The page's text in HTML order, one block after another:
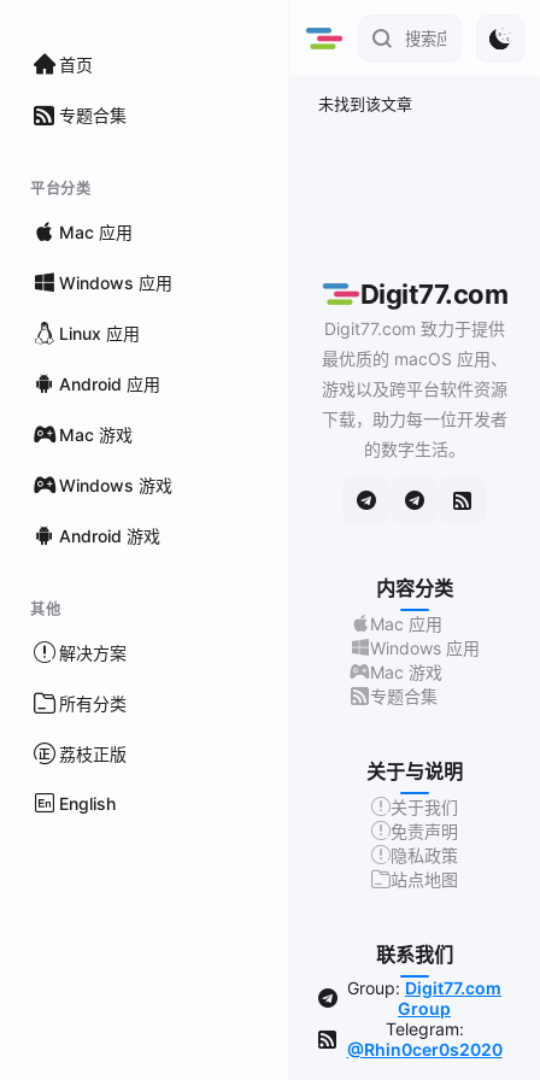
首页
专题合集
平台分类
Mac 应用
Windows 应用
Linux 应用
Android 应用
Mac 游戏
Windows 游戏
Android 游戏
其他
解决方案
所有分类
荔枝正版
English
未找到该文章
Digit77.com
Digit77.com 致力于提供
最优质的 macOS 应用、
游戏以及跨平台软件资源
下载，助力每一位开发者
的数字生活。
内容分类
Mac 应用
Windows 应用
Mac 游戏
专题合集
关于与说明
关于我们
免责声明
隐私政策
站点地图
联系我们
Group: Digit77.com
Group
Telegram:
@Rhin0cer0s2020